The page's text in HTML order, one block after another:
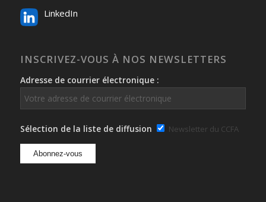
LinkedIn
INSCRIVEZ-VOUS À NOS NEWSLETTERS
Adresse de courrier électronique :
Sélection de la liste de diffusion Newsletter du CCFA